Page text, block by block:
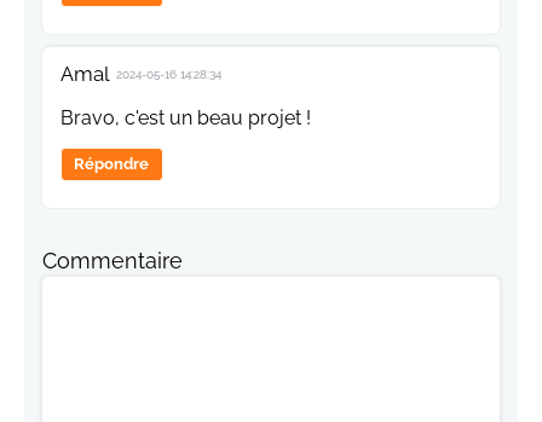
Amal 2024-05-16 14:28:34
Bravo, c'est un beau projet !
Répondre
Commentaire